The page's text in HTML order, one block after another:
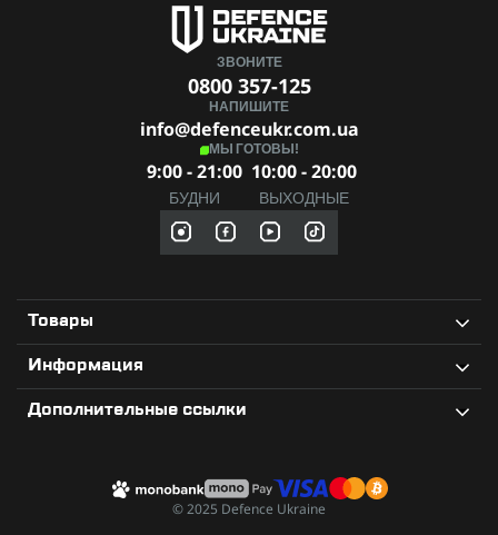
ЗВОНИТЕ
0800 357-125
НАПИШИТЕ
info@defenceukr.com.ua
МЫ ГОТОВЫ!
9:00 - 21:00
БУДНИ
10:00 - 20:00
ВЫХОДНЫЕ
Товары
Информация
Дополнительные ссылки
© 2025 Defence Ukraine